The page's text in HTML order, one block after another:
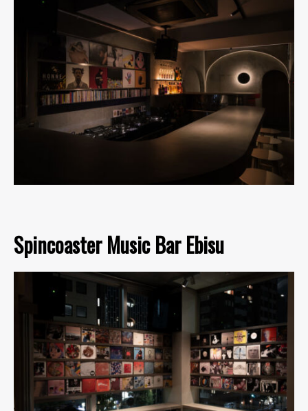
Spincoaster Music Bar Ebisu